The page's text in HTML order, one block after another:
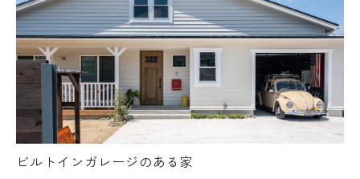
ビルトインガレージのある家